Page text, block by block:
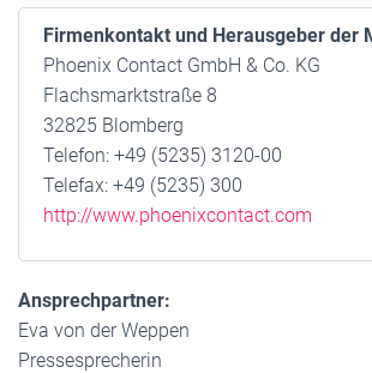
Firmenkontakt und Herausgeber der
Phoenix Contact GmbH & Co. KG
Flachsmarktstraße 8
32825 Blomberg
Telefon: +49 (5235) 3120-00
Telefax: +49 (5235) 300
http://www.phoenixcontact.com
Ansprechpartner:
Eva von der Weppen
Pressesprecherin